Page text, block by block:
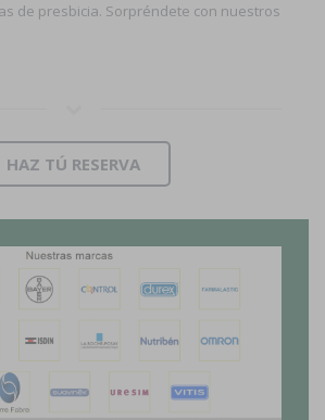
de presbicia. Sorpréndete con nuestros
HAZ TÚ RESERVA